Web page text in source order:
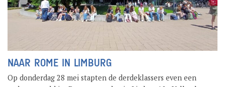
NAAR ROME IN LIMBURG
Op donderdag 28 mei stapten de derdeklassers even een